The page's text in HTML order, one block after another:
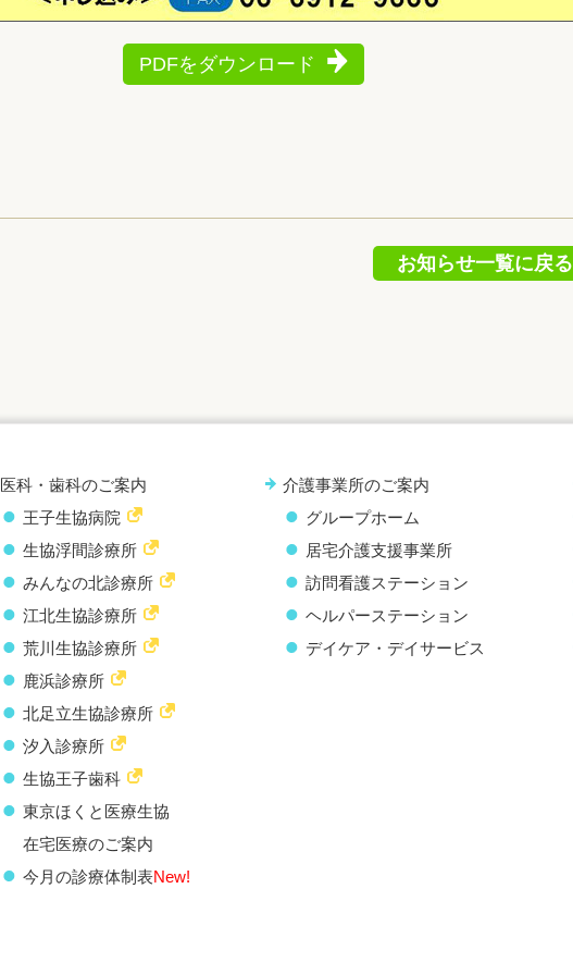
PDFをダウンロード
お知らせ一覧に戻る
医科・歯科のご案内
王子生協病院
生協浮間診療所
みんなの北診療所
江北生協診療所
荒川生協診療所
鹿浜診療所
北足立生協診療所
汐入診療所
生協王子歯科
東京ほくと医療生協
在宅医療のご案内
今月の診療体制表New!
介護事業所のご案内
グループホーム
居宅介護支援事業所
訪問看護ステーション
ヘルパーステーション
デイケア・デイサービス